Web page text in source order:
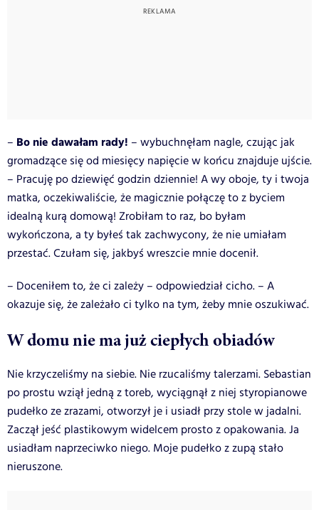
– Bo nie dawałam rady! – wybuchnęłam nagle, czując jak
gromadzące się od miesięcy napięcie w końcu znajduje ujście.
– Pracuję po dziewięć godzin dziennie! A wy oboje, ty i twoja
matka, oczekiwaliście, że magicznie połączę to z byciem
idealną kurą domową! Zrobiłam to raz, bo byłam
wykończona, a ty byłeś tak zachwycony, że nie umiałam
przestać. Czułam się, jakbyś wreszcie mnie docenił.
– Doceniłem to, że ci zależy – odpowiedział cicho. – A
okazuje się, że zależało ci tylko na tym, żeby mnie oszukiwać.
W domu nie ma już ciepłych obiadów
Nie krzyczeliśmy na siebie. Nie rzucaliśmy talerzami. Sebastian
po prostu wziął jedną z toreb, wyciągnął z niej styropianowe
pudełko ze zrazami, otworzył je i usiadł przy stole w jadalni.
Zaczął jeść plastikowym widelcem prosto z opakowania. Ja
usiadłam naprzeciwko niego. Moje pudełko z zupą stało
nieruszone.